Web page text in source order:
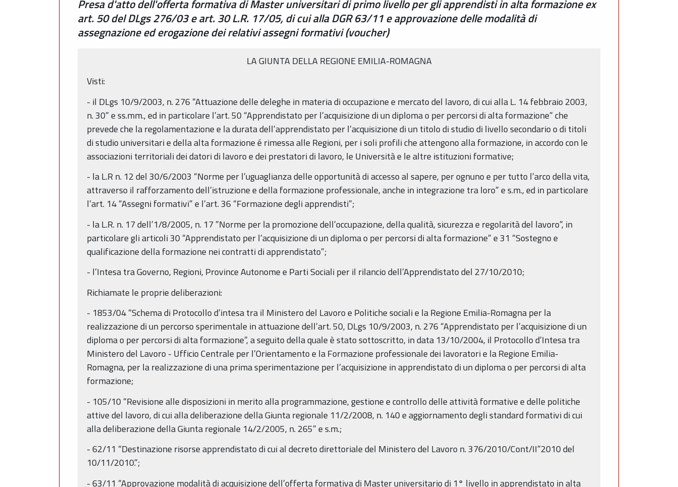
Presa d'atto dell'offerta formativa di Master universitari di primo livello per gli apprendisti in alta formazione ex
art. 50 del DLgs 276/03 e art. 30 L.R. 17/05, di cui alla DGR 63/11 e approvazione delle modalità di
assegnazione ed erogazione dei relativi assegni formativi (voucher)
LA GIUNTA DELLA REGIONE EMILIA-ROMAGNA
Visti:
- il DLgs 10/9/2003, n. 276 “Attuazione delle deleghe in materia di occupazione e mercato del lavoro, di cui alla L. 14 febbraio 2003,
n. 30” e ss.mm., ed in particolare l’art. 50 “Apprendistato per l’acquisizione di un diploma o per percorsi di alta formazione” che
prevede che la regolamentazione e la durata dell’apprendistato per l’acquisizione di un titolo di studio di livello secondario o di titoli
di studio universitari e della alta formazione é rimessa alle Regioni, per i soli profili che attengono alla formazione, in accordo con le
associazioni territoriali dei datori di lavoro e dei prestatori di lavoro, le Università e le altre istituzioni formative;
- la L.R n. 12 del 30/6/2003 “Norme per l’uguaglianza delle opportunità di accesso al sapere, per ognuno e per tutto l’arco della vita,
attraverso il rafforzamento dell’istruzione e della formazione professionale, anche in integrazione tra loro” e s.m., ed in particolare
l’art. 14 “Assegni formativi” e l’art. 36 “Formazione degli apprendisti”;
- la L.R. n. 17 dell’1/8/2005, n. 17 ”Norme per la promozione dell’occupazione, della qualità, sicurezza e regolarità del lavoro”, in
particolare gli articoli 30 “Apprendistato per l’acquisizione di un diploma o per percorsi di alta formazione” e 31 “Sostegno e
qualificazione della formazione nei contratti di apprendistato”;
- l’Intesa tra Governo, Regioni, Province Autonome e Parti Sociali per il rilancio dell’Apprendistato del 27/10/2010;
Richiamate le proprie deliberazioni:
- 1853/04 “Schema di Protocollo d’intesa tra il Ministero del Lavoro e Politiche sociali e la Regione Emilia-Romagna per la
realizzazione di un percorso sperimentale in attuazione dell’art. 50, DLgs 10/9/2003, n. 276 “Apprendistato per l’acquisizione di un
diploma o per percorsi di alta formazione”, a seguito della quale è stato sottoscritto, in data 13/10/2004, il Protocollo d’Intesa tra
Ministero del Lavoro - Ufficio Centrale per l’Orientamento e la Formazione professionale dei lavoratori e la Regione Emilia-
Romagna, per la realizzazione di una prima sperimentazione per l’acquisizione in apprendistato di un diploma o per percorsi di alta
formazione;
- 105/10 “Revisione alle disposizioni in merito alla programmazione, gestione e controllo delle attività formative e delle politiche
attive del lavoro, di cui alla deliberazione della Giunta regionale 11/2/2008, n. 140 e aggiornamento degli standard formativi di cui
alla deliberazione della Giunta regionale 14/2/2005, n. 265” e s.m.;
- 62/11 “Destinazione risorse apprendistato di cui al decreto direttoriale del Ministero del Lavoro n. 376/2010/Cont/II”2010 del
10/11/2010.”;
- 63/11 “Approvazione modalità di acquisizione dell’offerta formativa di Master universitario di 1° livello in apprendistato in alta